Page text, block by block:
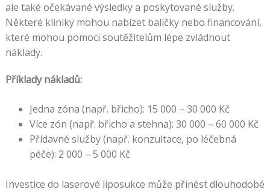
ale také očekávané výsledky a poskytované služby.
Některé kliniky mohou nabízet balíčky nebo financování,
které mohou pomoci soutěžitelům lépe zvládnout
náklady.
Příklady nákladů:
Jedna zóna (např. břicho): 15 000 – 30 000 Kč
Více zón (např. břicho a stehna): 30 000 – 60 000 Kč
Přídavné služby (např. konzultace, po léčebná
péče): 2 000 – 5 000 Kč
Investice do laserové liposukce může přinést dlouhodobé